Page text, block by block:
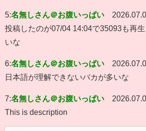
5:名無しさん＠お腹いっぱい
投稿したのが07/04 14:04で35093も再
いな
6:名無しさん＠お腹いっぱい
日本語が理解できないバカが多いな
7:名無しさん＠お腹いっぱい
This is description